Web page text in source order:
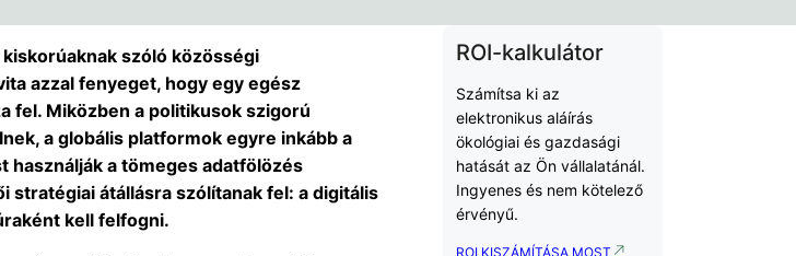
kiskorúaknak szóló közösségi
azzal fenyeget, hogy egy egész
fel. Miközben a politikusok szigorú
a globális platformok egyre inkább a
a tömeges adatfölözés
stratégiai átállásra szólítanak fel: a digitális
kell felfogni.
ROI-kalkulátor
Számítsa ki az
elektronikus aláírás
ökológiai és gazdasági
hatását az Ön vállalatánál.
Ingyenes és nem kötelező
érvényű.
ROI KISZÁMÍTÁSA MOST